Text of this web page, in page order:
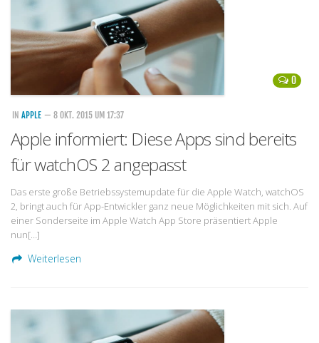
0
IN APPLE — 8 OKT. 2015 UM 17:37
Apple informiert: Diese Apps sind bereits
für watchOS 2 angepasst
Das erste große Betriebssystemupdate für die Apple Watch, watchOS
2, bringt auch für App-Entwickler ganz neue Möglichkeiten mit sich. Auf
einer Sonderseite im Apple Watch App Store präsentiert Apple
nun[…]
Weiterlesen